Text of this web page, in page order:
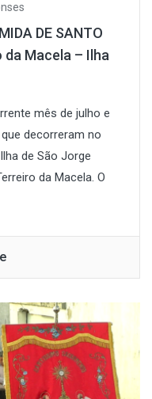
DE SANTO
da Macela – Ilha
mês de julho e
decorreram no
de São Jorge
da Macela. O